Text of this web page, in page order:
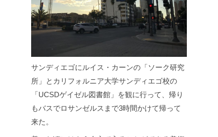
サンディエゴにルイス・カーンの「ソーク研究
所」とカリフォルニア大学サンディエゴ校の
「UCSDゲイゼル図書館」を観に行って、帰り
もバスでロサンゼルスまで3時間かけて帰って
来た。